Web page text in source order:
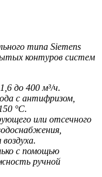
типа Siemens
контуров систем
до 400 м³/ч.
с антифризом,
°C.
или отсечного
с помощью
ручной